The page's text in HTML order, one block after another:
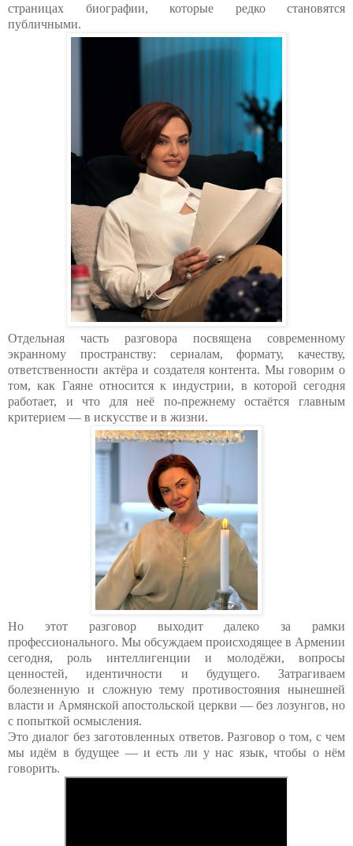
страницах биографии, которые редко становятся
публичными.
Отдельная часть разговора посвящена современному
экранному пространству: сериалам, формату, качеству,
ответственности актёра и создателя контента. Мы говорим о
том, как Гаяне относится к индустрии, в которой сегодня
работает, и что для неё по-прежнему остаётся главным
критерием — в искусстве и в жизни.
Но этот разговор выходит далеко за рамки
профессионального. Мы обсуждаем происходящее в Армении
сегодня, роль интеллигенции и молодёжи, вопросы
ценностей, идентичности и будущего. Затрагиваем
болезненную и сложную тему противостояния нынешней
власти и Армянской апостольской церкви — без лозунгов, но
с попыткой осмысления.
Это диалог без заготовленных ответов. Разговор о том, с чем
мы идём в будущее — и есть ли у нас язык, чтобы о нём
говорить.